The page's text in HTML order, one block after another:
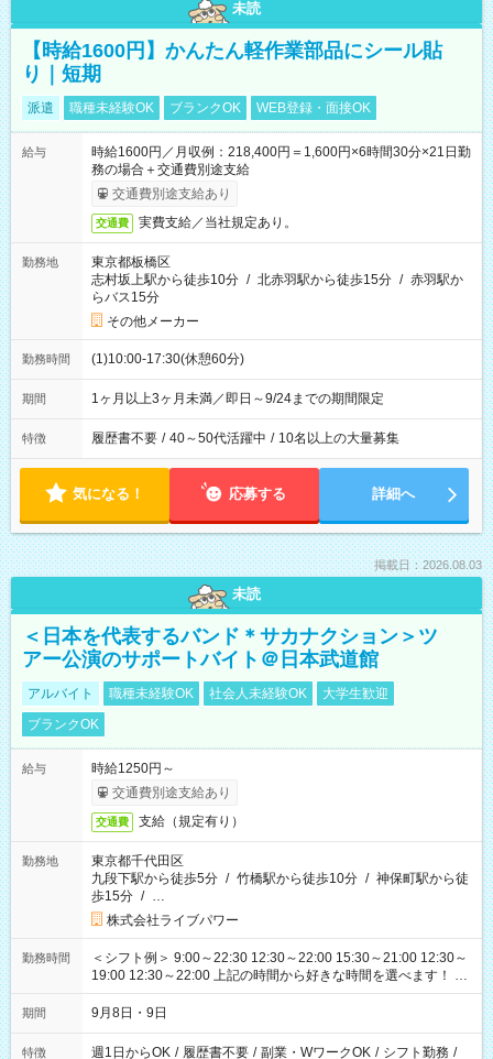
未読
【時給1600円】かんたん軽作業部品にシール貼
り｜短期
派遣 職種未経験OK ブランクOK WEB登録・面接OK
給与
時給1600円／月収例：218,400円＝1,600円×6時間30分×21日勤
務の場合＋交通費別途支給
交通費別途支給あり
交通費 実費支給／当社規定あり。
勤務地
東京都板橋区
志村坂上駅から徒歩10分 / 北赤羽駅から徒歩15分 / 赤羽駅か
らバス15分
その他メーカー
勤務時間 (1)10:00-17:30(休憩60分)
期間 1ヶ月以上3ヶ月未満／即日～9/24までの期間限定
特徴 履歴書不要 / 40～50代活躍中 / 10名以上の大量募集
気になる！ 応募する 詳細へ
掲載日：2026.08.03
未読
＜日本を代表するバンド＊サカナクション＞ツ
アー公演のサポートバイト＠日本武道館
アルバイト 職種未経験OK 社会人未経験OK
大学生歓迎
ブランクOK
給与
時給1250円～
交通費別途支給あり
交通費 支給（規定有り）
勤務地
東京都千代田区
九段下駅から徒歩5分 / 竹橋駅から徒歩10分 / 神保町駅から徒
歩15分 / …
株式会社ライブパワー
勤務時間
＜シフト例＞ 9:00～22:30 12:30～22:00 15:30～21:00 12:30～
19:00 12:30～22:00 上記の時間から好きな時間を選べます！ ※
時間は変更となる可能性があります
期間 9月8日・9日
特徴 週1日からOK / 履歴書不要 / 副業・WワークOK / シフト勤務 /